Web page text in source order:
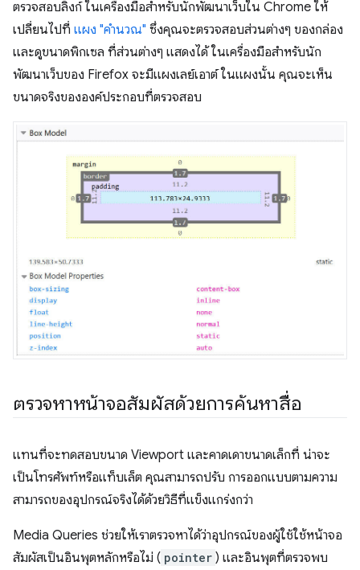
ตรวจสอบลิงก์ ในเครื่องมือสำหรับนักพัฒนาเว็บใน Chrome ให้
เปลี่ยนไปที่ แผง "คำนวณ" ซึ่งคุณจะตรวจสอบส่วนต่างๆ ของกล่อง
และดูขนาดพิกเซล ที่ส่วนต่างๆ แสดงได้ ในเครื่องมือสำหรับนัก
พัฒนาเว็บของ Firefox จะมีแผงเลย์เอาต์ ในแผงนั้น คุณจะเห็น
ขนาดจริงขององค์ประกอบที่ตรวจสอบ
ตรวจหาหน้าจอสัมผัสด้วยการค้นหาสื่อ
แทนที่จะทดสอบขนาด Viewport และคาดเดาขนาดเล็กที่ น่าจะ
เป็นโทรศัพท์หรือแท็บเล็ต คุณสามารถปรับ การออกแบบตามความ
สามารถของอุปกรณ์จริงได้ด้วยวิธีที่แข็งแกร่งกว่า
Media Queries ช่วยให้เราตรวจหาได้ว่าอุปกรณ์ของผู้ใช้ใช้หน้าจอ
สัมผัสเป็นอินพุตหลักหรือไม่ ( pointer ) และอินพุตที่ตรวจพบ